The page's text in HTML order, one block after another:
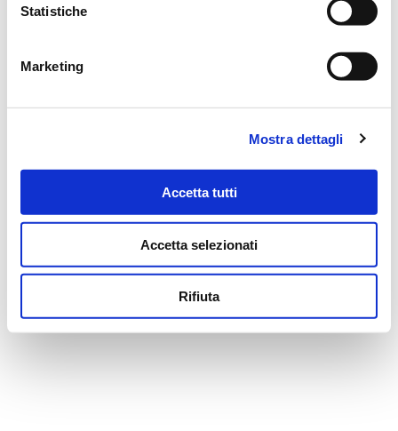
Statistiche
Marketing
Mostra dettagli
Accetta tutti
Accetta selezionati
Rifiuta